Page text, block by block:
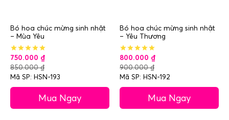
Bó hoa chúc mừng sinh nhật
– Mùa Yêu
750.000 ₫
850.000₫
Mã SP: HSN-193
Mua Ngay
Bó hoa chúc mừng sinh nhật
– Yêu Thương
800.000 ₫
900.000₫
Mã SP: HSN-192
Mua Ngay